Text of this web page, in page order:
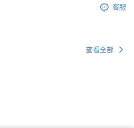
客服
查看全部